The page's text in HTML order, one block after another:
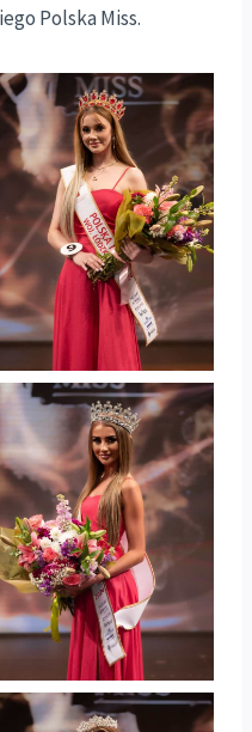
Polska Miss.